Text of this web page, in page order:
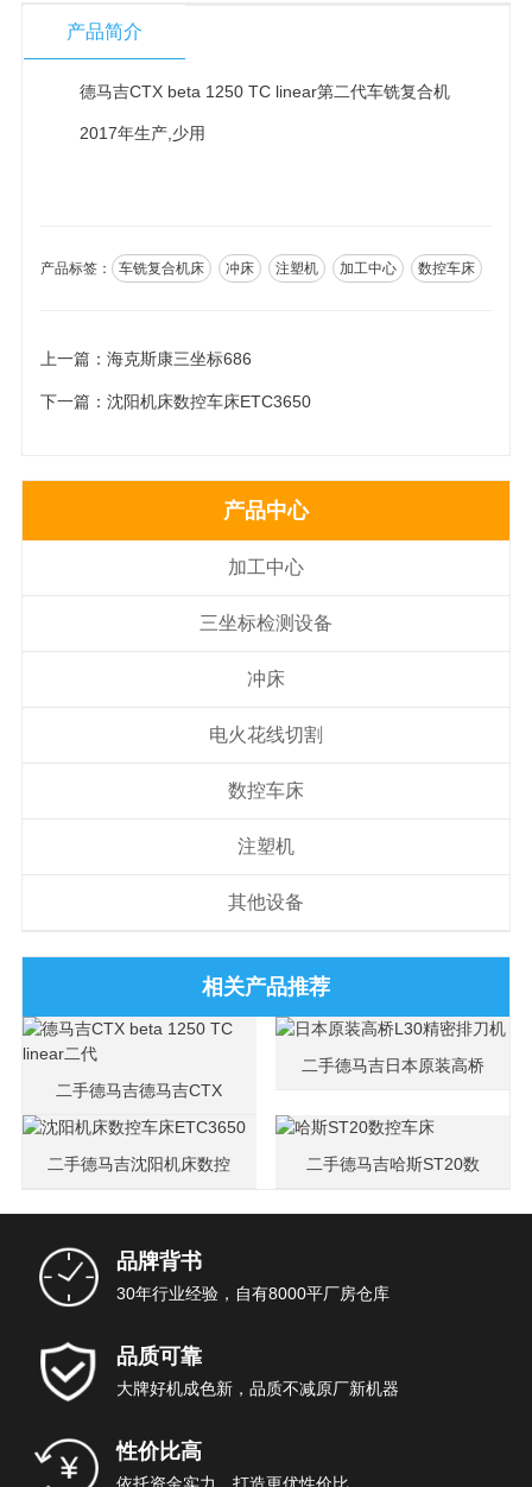
产品简介
德马吉CTX beta 1250 TC linear第二代车铣复合机
2017年生产,少用
产品标签： 车铣复合机床 冲床 注塑机 加工中心 数控车床
上一篇： 海克斯康三坐标686
下一篇： 沈阳机床数控车床ETC3650
产品中心
加工中心
三坐标检测设备
冲床
电火花线切割
数控车床
注塑机
其他设备
相关产品推荐
二手德马吉德马吉CTX
beta 1250 TC linear二代
二手德马吉日本原装高桥
二手德马吉沈阳机床数控
车床ETC3650
二手德马吉哈斯ST20数
控车床
品牌背书
30年行业经验，自有8000平厂房仓库
品质可靠
大牌好机成色新，品质不减原厂新机器
性价比高